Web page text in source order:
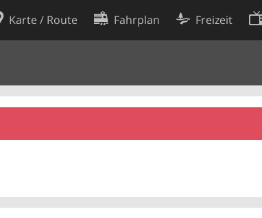
Karte / Route Fahrplan Freizeit
Cookie-Einstellungen
Entwickler